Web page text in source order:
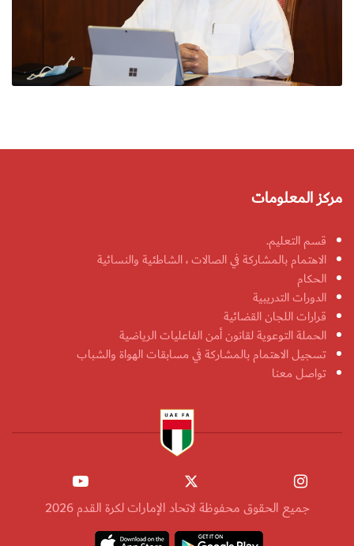
مركز المعلومات
قسم التعليم.
الاهتمام بالمشاركة في الصالات ، الشاطئية والنسائية
الحكام
الدورات التدريبية
قرارات اللجان القضائية
الحملة التوعوية لقانون أمن الفاعليات الرياضية
تسجيل الاهتمام بالمشاركة في مسابقات الهواة والشباب
تواصل معنا
جميع الحقوق محفوظة لاتحاد الإمارات لكرة القدم 2026